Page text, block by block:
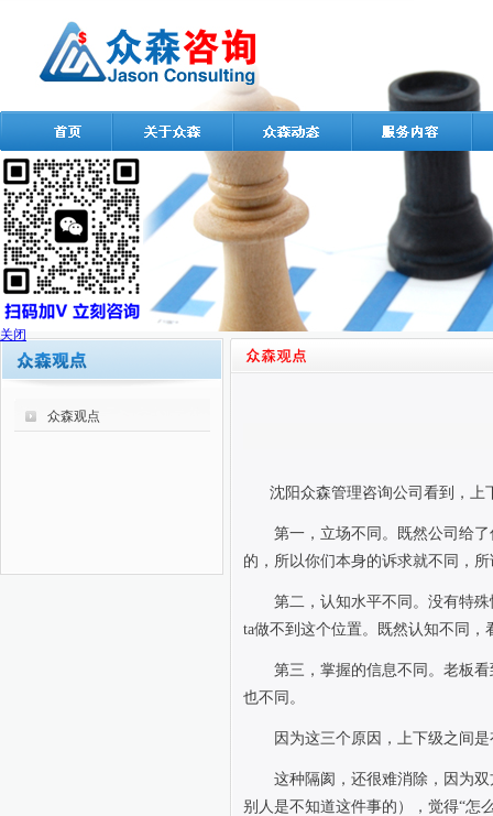
众森观点
沈阳众森管理咨询公司看到，上
第一，立场不同。既然公司给
的，所以你们本身的诉求就不同，
第二，认知水平不同。没有特
ta做不到这个位置。既然认知不同，
第三，掌握的信息不同。老板
也不同。
因为这三个原因，上下级之间
这种隔阂，还很难消除，因为
别人是不知道这件事的），觉得“怎
关闭